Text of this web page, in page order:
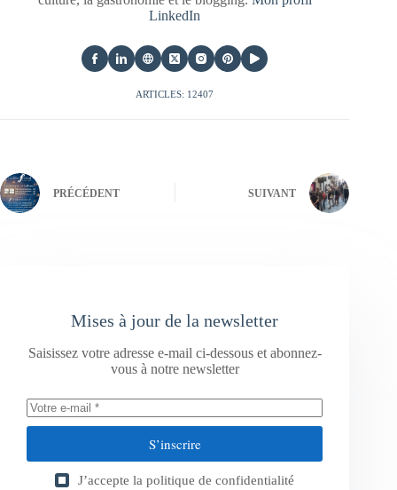
LinkedIn
ARTICLES: 12407
PRÉCÉDENT SUIVANT
Mises à jour de la newsletter
Saisissez votre adresse e-mail ci-dessous et abonnez-
vous à notre newsletter
S’inscrire
J’accepte la politique de confidentialité